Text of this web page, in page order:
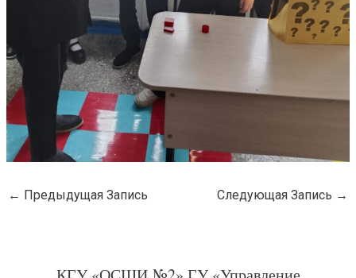
← Предыдущая Запись Следующая Запись →